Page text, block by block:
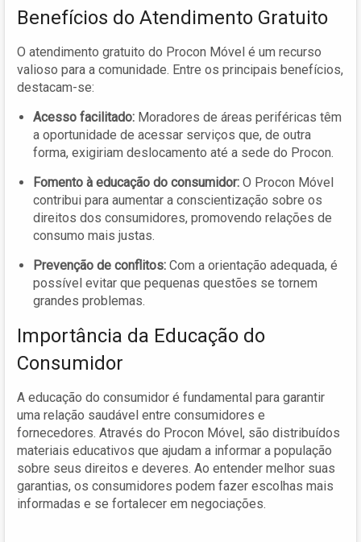
Benefícios do Atendimento Gratuito
O atendimento gratuito do Procon Móvel é um recurso
valioso para a comunidade. Entre os principais benefícios,
destacam-se:
Acesso facilitado: Moradores de áreas periféricas têm
a oportunidade de acessar serviços que, de outra
forma, exigiriam deslocamento até a sede do Procon.
Fomento à educação do consumidor: O Procon Móvel
contribui para aumentar a conscientização sobre os
direitos dos consumidores, promovendo relações de
consumo mais justas.
Prevenção de conflitos: Com a orientação adequada, é
possível evitar que pequenas questões se tornem
grandes problemas.
Importância da Educação do
Consumidor
A educação do consumidor é fundamental para garantir
uma relação saudável entre consumidores e
fornecedores. Através do Procon Móvel, são distribuídos
materiais educativos que ajudam a informar a população
sobre seus direitos e deveres. Ao entender melhor suas
garantias, os consumidores podem fazer escolhas mais
informadas e se fortalecer em negociações.